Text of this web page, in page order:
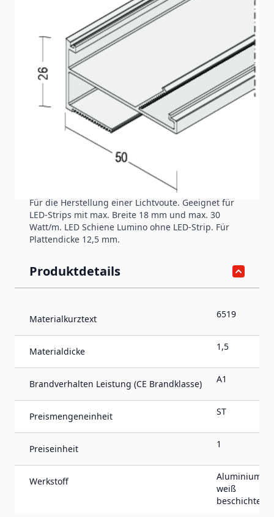
Für die Herstellung einer Lichtvoute. Geeignet für LED-
Strips mit max. Breite 18 mm und max. 30 Watt/m. LED
Schiene Lumino ohne LED-Strip. Für Plattendicke 12,5 mm.
Artikelnummer
Produktinformation
Für die Herstellung einer Lichtvoute. Geeignet für
LED-Strips mit max. Breite 18 mm und max. 30
Watt/m. LED Schiene Lumino ohne LED-Strip. Für
Plattendicke 12,5 mm.
Produktdetails
Materialkurztext 6519
Materialdicke 1,5
Brandverhalten Leistung (CE Brandklasse) A1
Preismengeneinheit ST
Preiseinheit 1
Werkstoff
Aluminium,
weiß
beschichtet